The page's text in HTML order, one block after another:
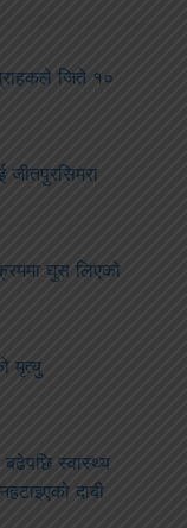
जिते १०
जीतपुरसिमरा
घुस लिएको
मृत्यु
बढेपछि स्वास्थ्य
दाबी